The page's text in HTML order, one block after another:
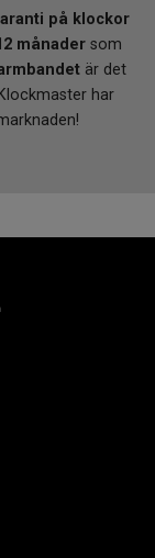
på klockor
månader som
är det
har